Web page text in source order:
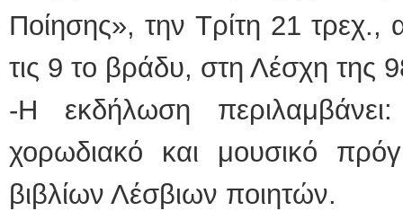
Ποίησης», την Τρίτη 21
τις 9 το βράδυ, στη Λέσχη της
-Η εκδήλωση περιλαμβάνει:
χορωδιακό και μουσικό
βιβλίων Λέσβιων ποιητών.